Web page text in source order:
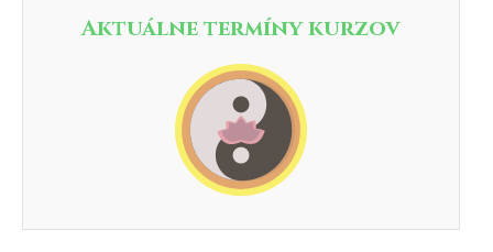
Aktuálne termíny kurzov